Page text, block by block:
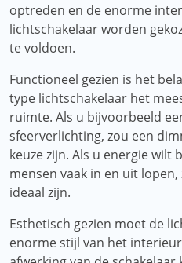
optreden en de enorme
lichtschakelaar worden
te voldoen.
Functioneel gezien is het
type lichtschakelaar het
ruimte. Als u bijvoorbeeld
sfeerverlichting, zou een
keuze zijn. Als u energie
mensen vaak in en uit
ideaal zijn.
Esthetisch gezien moet de
enorme stijl van het